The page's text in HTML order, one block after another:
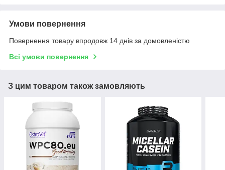
Умови повернення
Повернення товару впродовж 14 днів за домовленістю
Всі умови повернення
З цим товаром також замовляють